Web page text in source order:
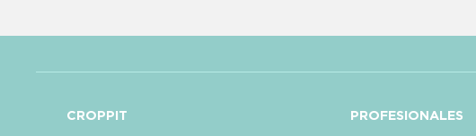
CROPPIT PROFESIONALES